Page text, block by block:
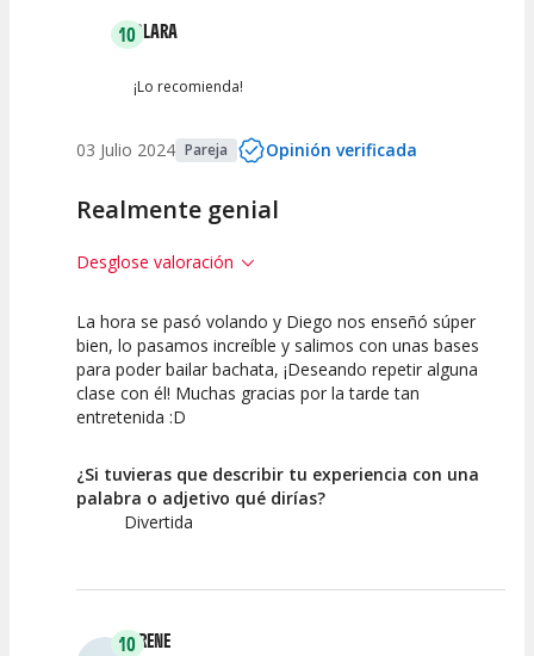
10CLARA
¡Lo recomienda!
03 Julio 2024 Pareja Opinión verificada
Realmente genial
Desglose valoración
10
Calidad de la
Actividad
10
Atención del
Personal /
La hora se pasó volando y Diego nos enseñó súper
bien, lo pasamos increíble y salimos con unas bases
para poder bailar bachata, ¡Deseando repetir alguna
clase con él! Muchas gracias por la tarde tan
entretenida :D
¿Si tuvieras que describir tu experiencia con una
palabra o adjetivo qué dirías?
Divertida
10IRENE